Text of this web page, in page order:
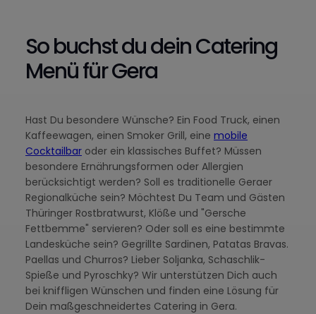
So buchst du dein Catering
Menü für Gera
Hast Du besondere Wünsche? Ein Food Truck, einen
Kaffeewagen, einen Smoker Grill, eine mobile
Cocktailbar oder ein klassisches Buffet? Müssen
besondere Ernährungsformen oder Allergien
berücksichtigt werden? Soll es traditionelle Geraer
Regionalküche sein? Möchtest Du Team und Gästen
Thüringer Rostbratwurst, Klöße und "Gersche
Fettbemme" servieren? Oder soll es eine bestimmte
Landesküche sein? Gegrillte Sardinen, Patatas Bravas.
Paellas und Churros? Lieber Soljanka, Schaschlik-
Spieße und Pyroschky? Wir unterstützen Dich auch
bei kniffligen Wünschen und finden eine Lösung für
Dein maßgeschneidertes Catering in Gera.